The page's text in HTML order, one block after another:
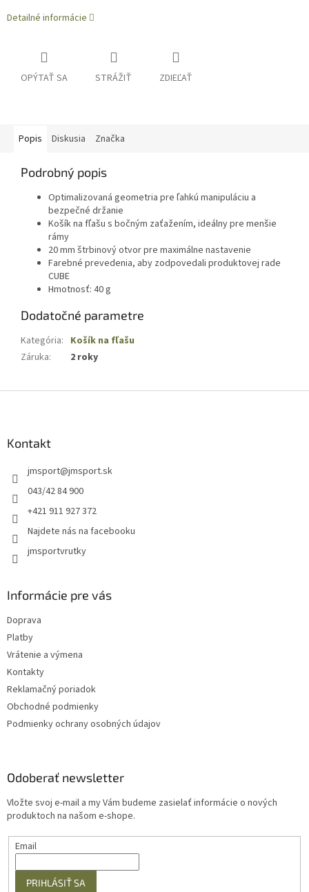
Detailné informácie
OPÝTAŤ SA STRÁŽIŤ ZDIEĽAŤ
Popis Diskusia Značka
Podrobný popis
Optimalizovaná geometria pre ľahkú manipuláciu a
bezpečné držanie
Košík na fľašu s bočným zaťažením, ideálny pre menšie
rámy
20 mm štrbinový otvor pre maximálne nastavenie
Farebné prevedenia, aby zodpovedali produktovej rade
CUBE
Hmotnosť: 40 g
Dodatočné parametre
Kategória: Košík na fľašu
Záruka: 2 roky
Kontakt
jmsport@jmsport.sk
043/42 84 900
+421 911 927 372
Najdete nás na facebooku
jmsportvrutky
Informácie pre vás
Doprava
Platby
Vrátenie a výmena
Kontakty
Reklamačný poriadok
Obchodné podmienky
Podmienky ochrany osobných údajov
Odoberať newsletter
Vložte svoj e-mail a my Vám budeme zasielať informácie o nových
produktoch na našom e-shope.
Email
PRIHLÁSIŤ SA